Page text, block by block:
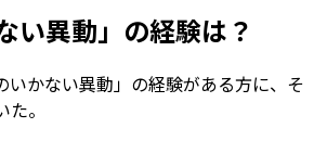
い異動」の経験は？
いかない異動」の経験がある方に、そ
。